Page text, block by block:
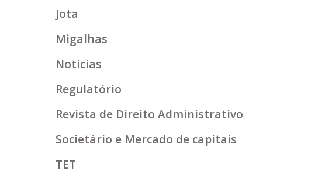
Jota
Migalhas
Notícias
Regulatório
Revista de Direito Administrativo
Societário e Mercado de capitais
TET